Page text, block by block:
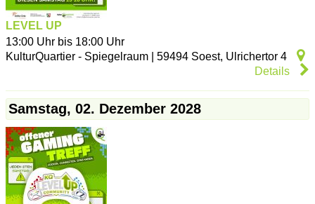
LEVEL UP
13:00 Uhr bis 18:00 Uhr
KulturQuartier - Spiegelraum
59494 Soest, Ulrichertor 4
Details
Samstag, 02. Dezember 2028